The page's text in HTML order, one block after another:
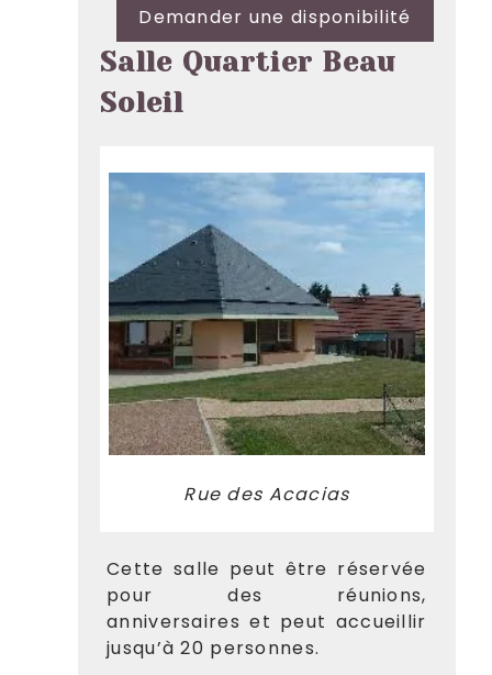
Demander une disponibilité
Salle Quartier Beau
Soleil
Rue des Acacias
Cette salle peut être réservée
pour des réunions,
anniversaires et peut accueillir
jusqu’à 20 personnes.